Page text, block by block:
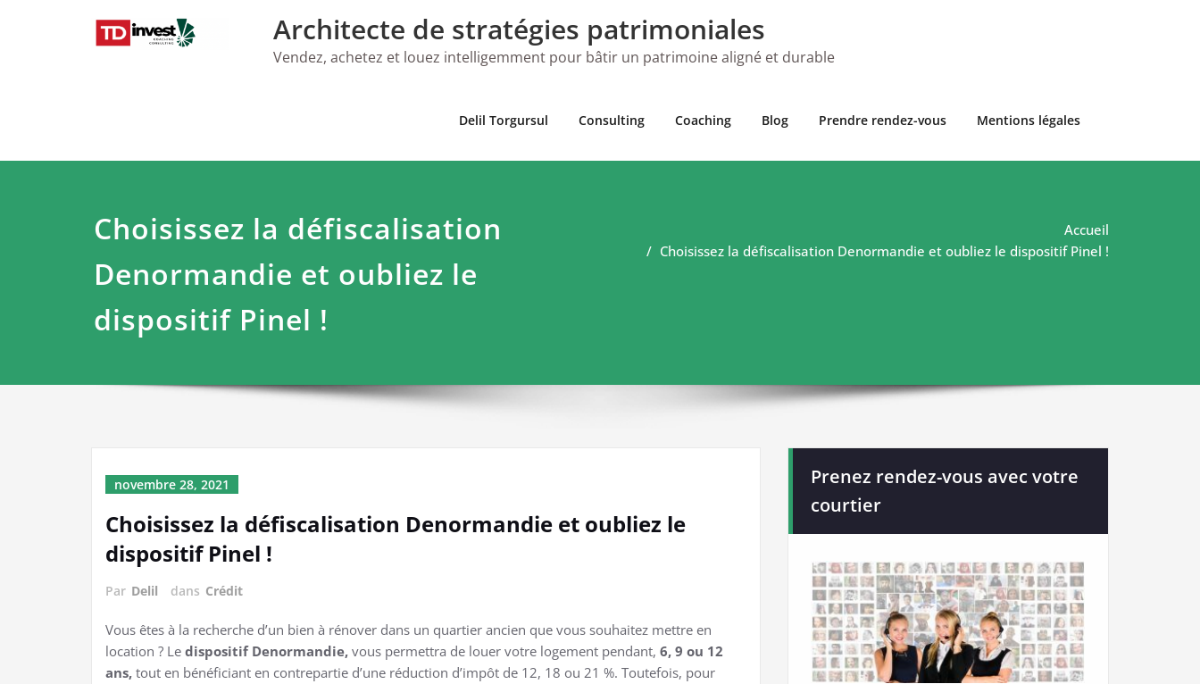
Architecte de stratégies patrimoniales
Vendez, achetez et louez intelligemment pour bâtir un patrimoine aligné et durable
Delil Torgursul Consulting Coaching Blog Prendre rendez-vous Mentions légales
Choisissez la défiscalisation
Denormandie et oubliez le
dispositif Pinel !
Accueil
Choisissez la défiscalisation Denormandie et oubliez le dispositif Pinel !
novembre 28, 2021
Choisissez la défiscalisation Denormandie et oubliez le
dispositif Pinel !
Par Delil dans Crédit
Vous êtes à la recherche d’un bien à rénover dans un quartier ancien que vous souhaitez mettre en
location ? Le dispositif Denormandie, vous permettra de louer votre logement pendant, 6, 9 ou 12
ans, tout en bénéficiant en contrepartie d’une réduction d’impôt de 12, 18 ou 21 %. Toutefois, pour
Prenez rendez-vous avec votre
courtier